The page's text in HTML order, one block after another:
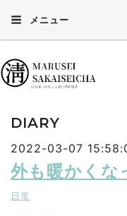
メニュー
DIARY
2022-03-07
外も暖かくな
日常